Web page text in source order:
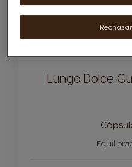
Lungo Dolce